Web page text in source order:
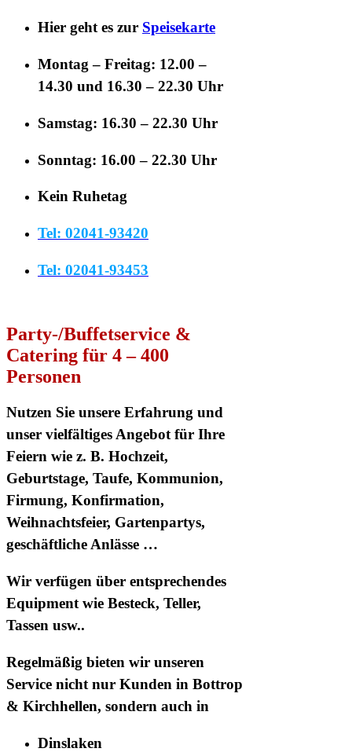
Hier geht es zur Speisekarte
Montag – Freitag: 12.00 –
14.30 und 16.30 – 22.30 Uhr
Samstag: 16.30 – 22.30 Uhr
Sonntag: 16.00 – 22.30 Uhr
Kein Ruhetag
Tel: 02041-93420
Tel: 02041-93453
Party-/Buffetservice &
Catering für 4 – 400
Personen
Nutzen Sie unsere Erfahrung und
unser vielfältiges Angebot für Ihre
Feiern wie z. B. Hochzeit,
Geburtstage, Taufe, Kommunion,
Firmung, Konfirmation,
Weihnachtsfeier, Gartenpartys,
geschäftliche Anlässe …
Wir verfügen über entsprechendes
Equipment wie Besteck, Teller,
Tassen usw..
Regelmäßig bieten wir unseren
Service nicht nur Kunden in Bottrop
& Kirchhellen, sondern auch in
Dinslaken